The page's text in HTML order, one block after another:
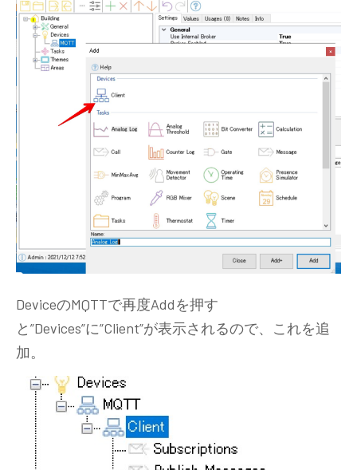
DeviceのMQTTで再度Addを押す
と”Devices”に”Client”が表示されるので、これを追
加。